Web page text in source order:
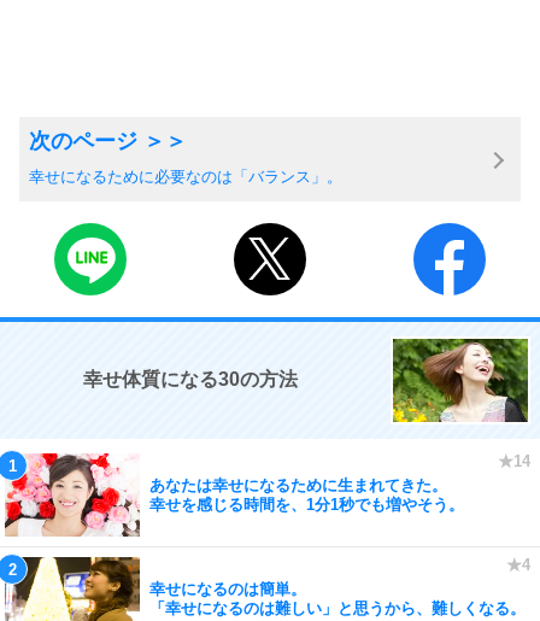
幸せになるために必要なのは「バランス」。
幸せ体質になる30の方法
あなたは幸せになるために生まれてきた。
幸せを感じる時間を、1分1秒でも増やそう。
幸せになるのは簡単。
「幸せになるのは難しい」と思うから、難しくなる。